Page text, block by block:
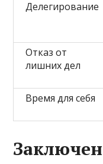
Делегирование
Отказ от
лишних дел
Время для себя